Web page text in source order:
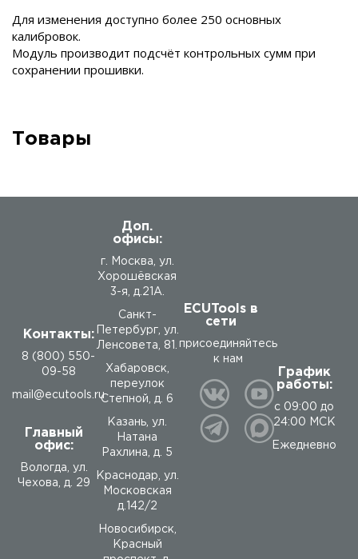
Для изменения доступно более 250 основных
калибровок.
Модуль производит подсчёт контрольных сумм при
сохранении прошивки.
Товары
Контакты:
8 (800) 550-
09-58
mail@ecutools.ru
Главный
офис:
Вологда, ул.
Чехова, д. 29
Доп.
офисы:
г. Москва, ул.
Хорошёвская
3-я, д.21А.
Санкт-
Петербург, ул.
Ленсовета, 81.
Хабаровск,
переулок
Степной, д. 6
Казань, ул.
Натана
Рахлина, д. 5
Краснодар, ул.
Московская
д.142/2
Новосибирск,
Красный
ECUTools в
сети
присоединяйтесь
к нам
График
работы:
с 09:00 до
24:00 МСК
Ежедневно